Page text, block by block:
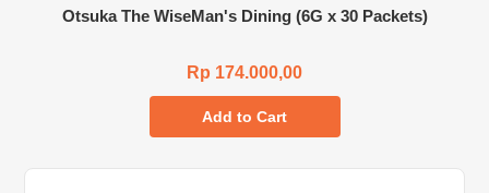
Otsuka The WiseMan's Dining (6G x 30 Packets)
Rp 174.000,00
Add to Cart